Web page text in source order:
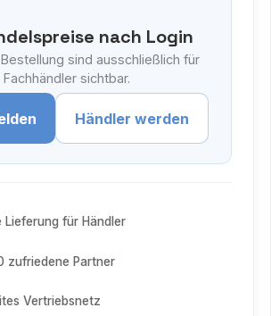
nach Login
sind ausschließlich für
sichtbar.
Händler werden
Lieferung für Händler
zufriedene Partner
Vertriebsnetz